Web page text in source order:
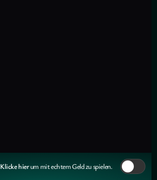
Klicke hierum mit echtem Geld zu spielen.